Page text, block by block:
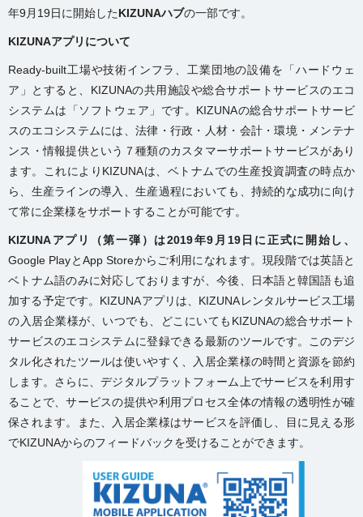
年9月19日に開始したKIZUNAハブの一部です。
KIZUNAアプリについて
Ready-built工場や技術インフラ、工業団地の設備を「ハードウェ
ア」とすると、KIZUNAの共用施設や総合サポートサービスのエコ
システムは「ソフトウェア」です。KIZUNAの総合サポートサービ
スのエコシステムには、法律・行政・人材・会計・環境・メンテナ
ンス・情報提供という７種類のカスタマーサポートサービスがあり
ます。これによりKIZUNAは、ベトナムでの生産投資調査の時点か
ら、生産ラインの導入、生産過程においても、持続的な成功に向け
て常に企業様をサポートすることが可能です。
KIZUNAアプリ
（第一弾）は2019年9月19日に正式に開始し、
Google PlayとApp Storeからご利用になれます。現段階では英語と
ベトナム語のみに対応しておりますが、今後、日本語と韓国語も追
加する予定です。KIZUNAアプリは、KIZUNAレンタルサービス工場
の入居企業様が、いつでも、どこにいてもKIZUNAの総合サポート
サービスのエコシステムに登録できる最新のツールです。このデジ
タル化されたツールは使いやすく、入居企業様の時間と資源を節約
します。さらに、デジタルプラットフォーム上でサービスを利用す
ることで、サービスの提供や利用プロセス全体の情報の透明性が確
保されます。また、入居企業様はサービスを評価し、目に見える形
でKIZUNAからのフィードバックを受けることができます。